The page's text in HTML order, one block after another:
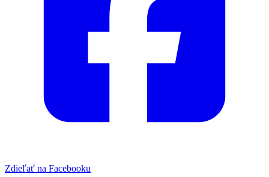
Zdieľať na Facebooku